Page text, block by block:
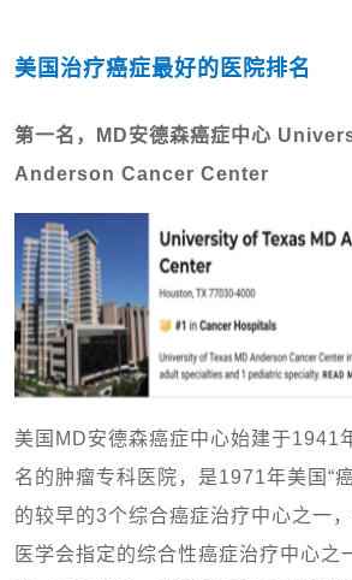
美国治疗癌症最好的医院排名
第一名，MD安德森癌症中心
Anderson Cancer Center
美国MD安德森癌症中心始建于1941
名的肿瘤专科医院，是1971年美国“
的较早的3个综合癌症治疗中心之一
医学会指定的综合性癌症治疗中心之